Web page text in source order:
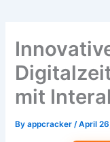
mit
Byappcracker/April